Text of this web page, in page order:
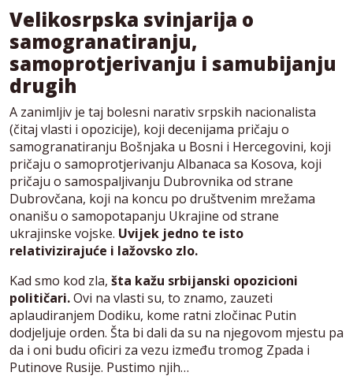
Velikosrpska svinjarija o
samogranatiranju,
samoprotjerivanju i samubijanju
drugih
A zanimljiv je taj bolesni narativ srpskih nacionalista
(čitaj vlasti i opozicije), koji decenijama pričaju o
samogranatiranju Bošnjaka u Bosni i Hercegovini, koji
pričaju o samoprotjerivanju Albanaca sa Kosova, koji
pričaju o samospaljivanju Dubrovnika od strane
Dubrovčana, koji na koncu po društvenim mrežama
onanišu o samopotapanju Ukrajine od strane
ukrajinske vojske. Uvijek jedno te isto
relativizirajuće i lažovsko zlo.
Kad smo kod zla, šta kažu srbijanski opozicioni
političari.Ovi na vlasti su, to znamo, zauzeti
aplaudiranjem Dodiku, kome ratni zločinac Putin
dodjeljuje orden. Šta bi dali da su na njegovom mjestu pa
da i oni budu oficiri za vezu između tromog Zpada i
Putinove Rusije. Pustimo njih…